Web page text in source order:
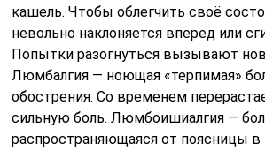
кашель. Чтобы облегчить своё
невольно наклоняется вперед или
Попытки разогнуться вызывают
Люмбалгия — ноющая «терпимая»
обострения. Со временем
сильную боль. Люмбоишиалгия —
распространяющаяся от поясницы в